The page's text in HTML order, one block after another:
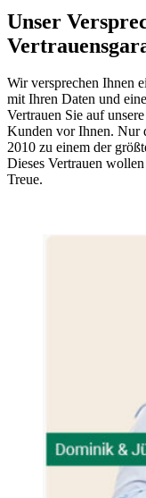
Unser
Wir versprechen Ihnen
mit Ihren Daten und
Vertrauen Sie auf
Kunden vor Ihnen. Nur
2010 zu einem der
Dieses Vertrauen
Treue.